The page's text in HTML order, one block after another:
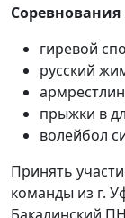
гиревой
русский
прыжки в
волейбол
Принять
команды из г.